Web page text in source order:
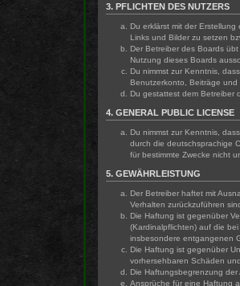
3. PFLICHTEN DES NUTZERS
Du erklärst mit der
Links und Bilder zu setzen
Der Betreiber des Boards
Nutzung dieses Boards
Du nimmst zur Kenntnis,
Benutzerkonto, Beiträge und
Du gestattest dem Betreiber
4. GENERAL PUBLIC LICENSE
Du nimmst zur Kenntnis,
durch die deutschsprachige
für bestimmte Zwecke nicht
5. GEWÄHRLEISTUNG
Der Betreiber haftet mit
Verhalten zurückzuführen
Die Haftung ist gegenüber
(Kardinalpflichten) auf die
insbesondere entgangenen
Die Haftung ist gegenüber
vorhersehbaren Schäden
Die Haftungsbegrenzung
Ansprüche für eine Haftung